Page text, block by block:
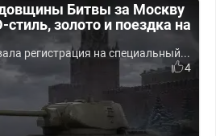
Битвы за Москву
золото и поездка на
регистрация на специальный...
4